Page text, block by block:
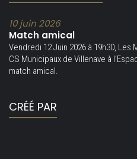
10 juin 2026
Match amical
Vendredi 12 Juin 2026 à 19h30,
CS Municipaux de Villenave à
match amical.
CRÉÉ PAR